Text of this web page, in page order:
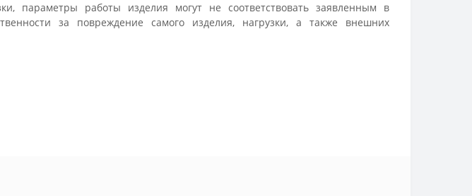
параметры работы изделия могут не соответствовать заявленным в
за повреждение самого изделия, нагрузки, а также внешних